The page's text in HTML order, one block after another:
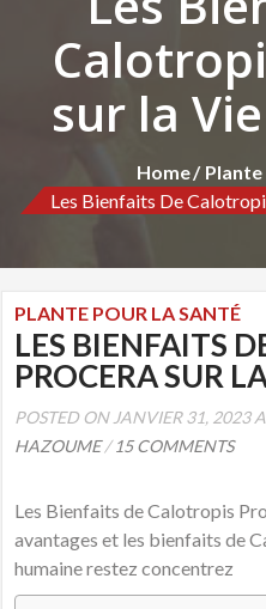
sur la
Home
Plante
Les Bienfaits De
PLANTE POUR LA SANTÉ
LES BIENFAITS
PROCERA SUR
POSTED ON JANVIER 31, 2023
HAZOUME/15 COMMENTS
Les Bienfaits de Calotropis
avantages et les bienfaits de
humaine restez concentrez